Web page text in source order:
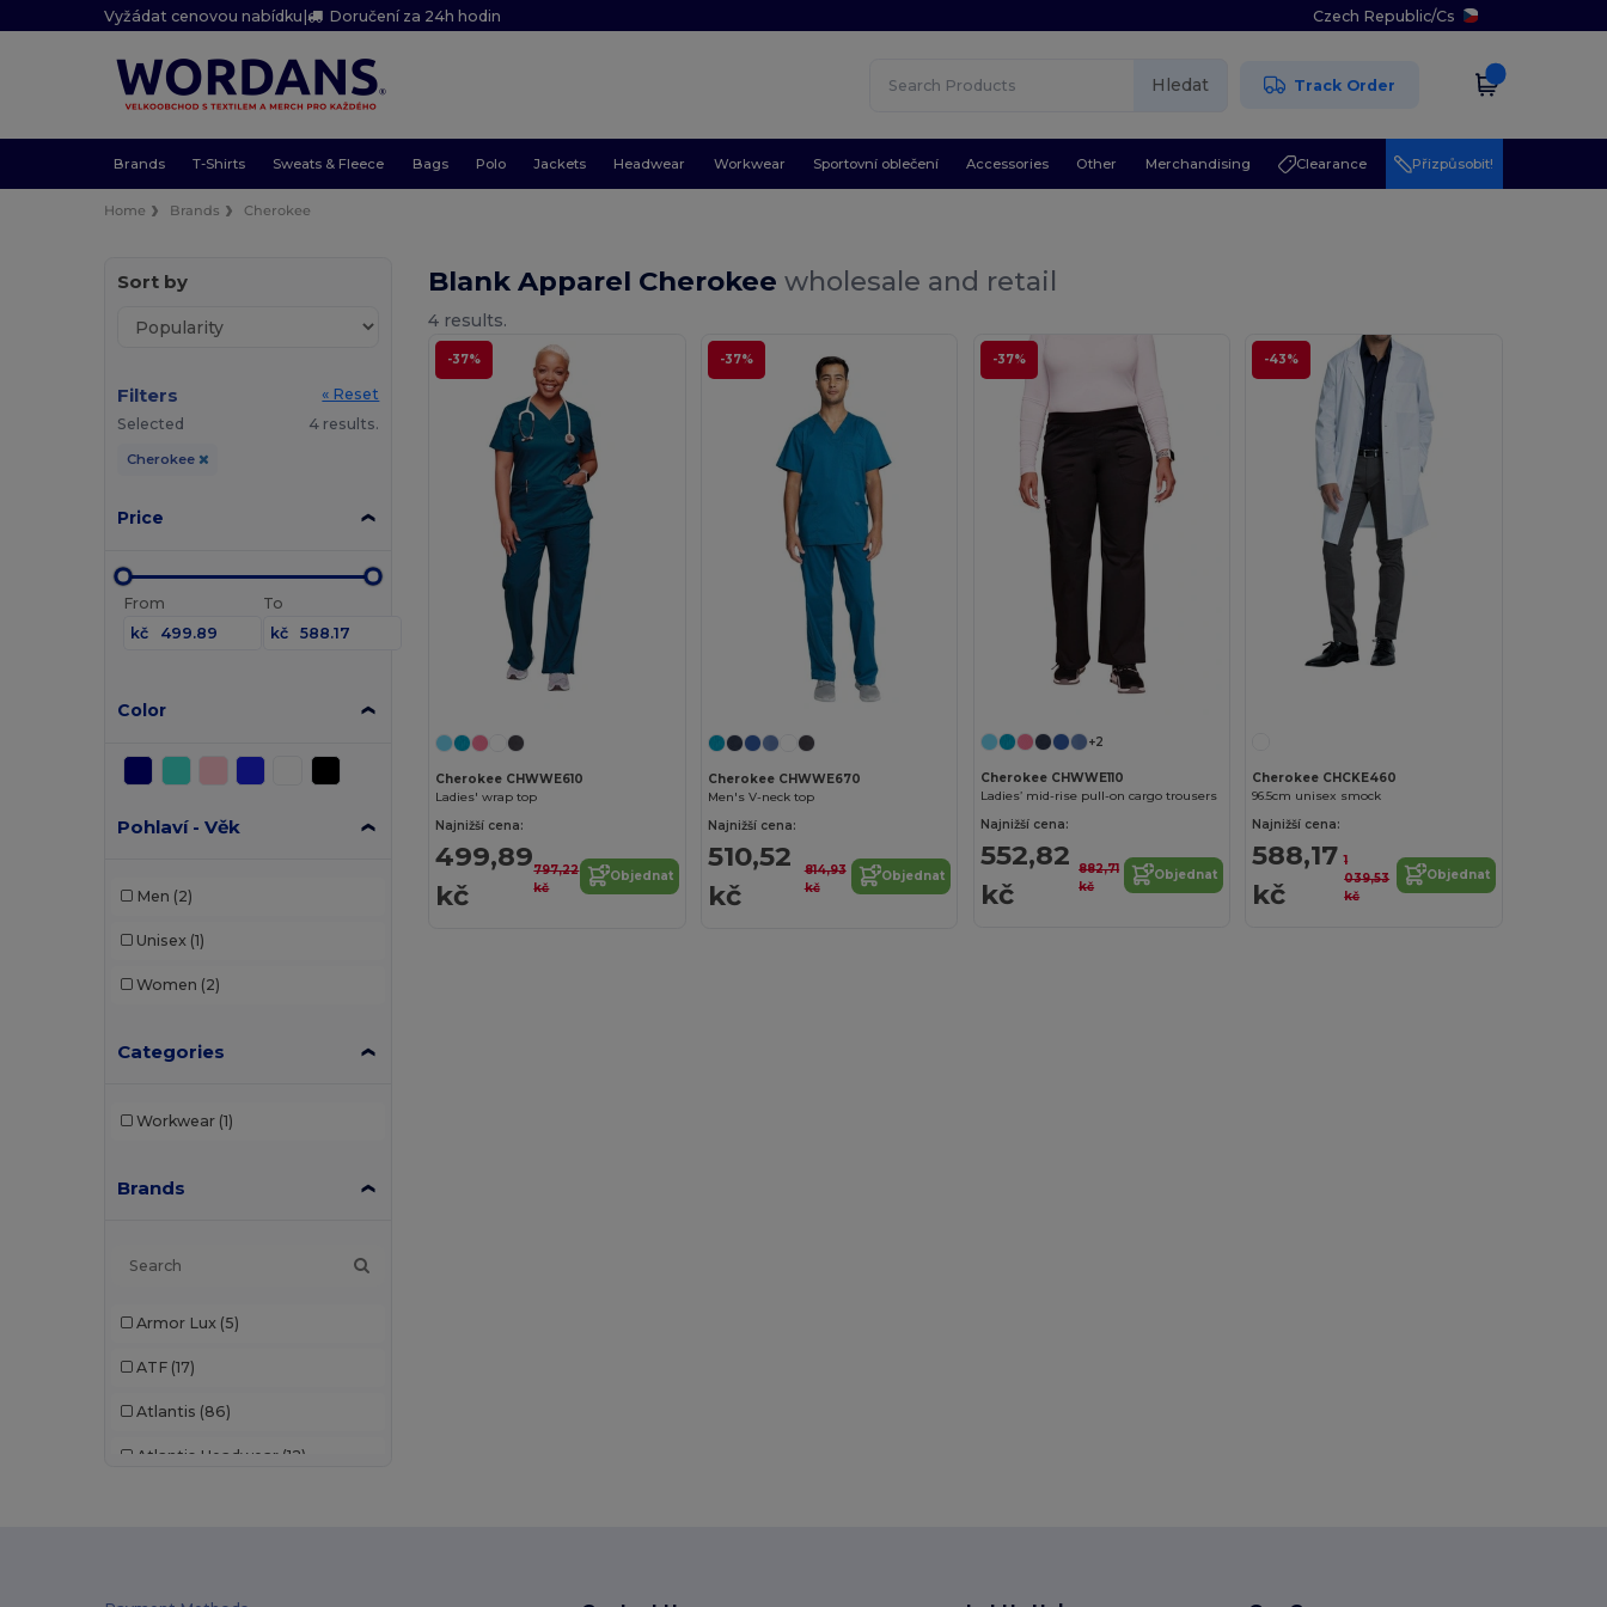
Vyžádat cenovou nabídku| Doručení za 24h hodin Czech Republic/Cs
Hledat Track Order
Brands T-Shirts Sweats & Fleece Bags Polo Jackets Headwear Workwear Sportovní oblečení Accessories Other Merchandising Clearance Přizpůsobit!
Home Brands Cherokee
Sort by
Filters
« Reset
Selected
4 results.
Cherokee
Price
From
kč
To
kč
Color
Pohlaví - Věk
Men (2)
Unisex (1)
Women (2)
Categories
Workwear (1)
Brands
Armor Lux (5)
ATF (17)
Atlantis (86)
Atlantis Headwear (12)
Blank Apparel Cherokeewholesale and retail
4 results.
-37%
Cherokee CHWWE610
Ladies' wrap top
Najnižší cena:
499,89
kč
797,22
kč
Objednat
-37%
Cherokee CHWWE670
Men's V-neck top
Najnižší cena:
510,52
kč
814,93
kč
Objednat
-37%
+2
Cherokee CHWWE110
Ladies’ mid-rise pull-on cargo trousers
Najnižší cena:
552,82
kč
882,71
kč
Objednat
-43%
Cherokee CHCKE460
96.5cm unisex smock
Najnižší cena:
588,17
kč
1
039,53
kč
Objednat